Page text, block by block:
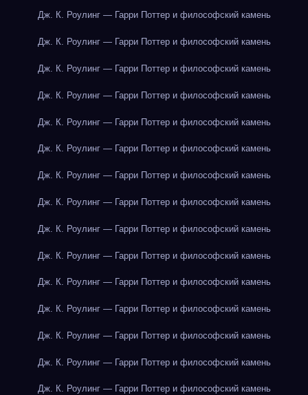
Дж. К. Роулинг — Гарри Поттер и философский камень
Дж. К. Роулинг — Гарри Поттер и философский камень
Дж. К. Роулинг — Гарри Поттер и философский камень
Дж. К. Роулинг — Гарри Поттер и философский камень
Дж. К. Роулинг — Гарри Поттер и философский камень
Дж. К. Роулинг — Гарри Поттер и философский камень
Дж. К. Роулинг — Гарри Поттер и философский камень
Дж. К. Роулинг — Гарри Поттер и философский камень
Дж. К. Роулинг — Гарри Поттер и философский камень
Дж. К. Роулинг — Гарри Поттер и философский камень
Дж. К. Роулинг — Гарри Поттер и философский камень
Дж. К. Роулинг — Гарри Поттер и философский камень
Дж. К. Роулинг — Гарри Поттер и философский камень
Дж. К. Роулинг — Гарри Поттер и философский камень
Дж. К. Роулинг — Гарри Поттер и философский камень